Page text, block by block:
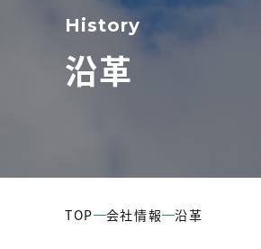
事業内容
会社情報採用情報
History
沿革
TOP 会社情報 沿革